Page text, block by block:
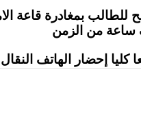
بمغادرة قاعة
من الزمن
كليا إحضار الهاتف النقال